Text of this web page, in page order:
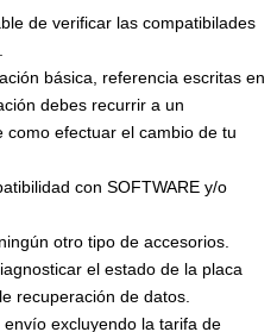
de verificar las compatibilades
básica, referencia escritas en
debes recurrir a un
como efectuar el cambio de tu
con SOFTWARE y/o
otro tipo de accesorios.
el estado de la placa
recuperación de datos.
excluyendo la tarifa de